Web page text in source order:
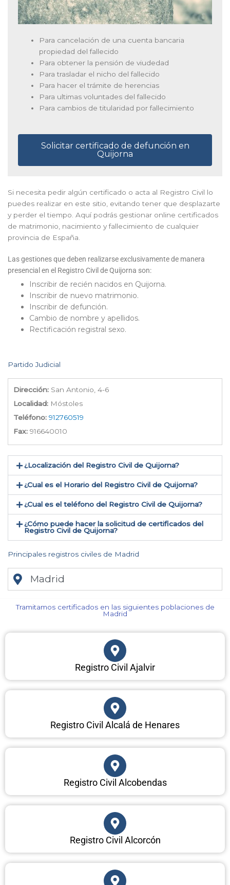
Para cancelación de una cuenta bancaria
propiedad del fallecido
Para obtener la pensión de viudedad
Para trasladar el nicho del fallecido
Para hacer el trámite de herencias
Para ultimas voluntades del fallecido
Para cambios de titularidad por fallecimiento
Solicitar certificado de defunción en
Quijorna
Si necesita pedir algún certificado o acta al Registro Civil lo
puedes realizar en este sitio, evitando tener que desplazarte
y perder el tiempo. Aquí podrás gestionar online certificados
de matrimonio, nacimiento y fallecimiento de cualquier
provincia de España.
Las gestiones que deben realizarse exclusivamente de manera
presencial en el Registro Civil de Quijorna son:
Inscribir de recién nacidos en Quijorna.
Inscribir de nuevo matrimonio.
Inscribir de defunción.
Cambio de nombre y apellidos.
Rectificación registral sexo.
Partido Judicial
Dirección: San Antonio, 4-6
Localidad: Móstoles
Teléfono: 912760519
Fax: 916640010
¿Localización del Registro Civil de Quijorna​?
¿Cual es el Horario del Registro Civil de Quijorna?
¿Cual es el teléfono del Registro Civil de Quijorna​?
¿Cómo puede hacer la solicitud de certificados del
Registro Civil de Quijorna​?
Principales registros civiles de Madrid
Madrid
Tramitamos certificados en las siguientes poblaciones de
Madrid​
Registro Civil Ajalvir
Registro Civil Alcalá de Henares
Registro Civil Alcobendas
Registro Civil Alcorcón